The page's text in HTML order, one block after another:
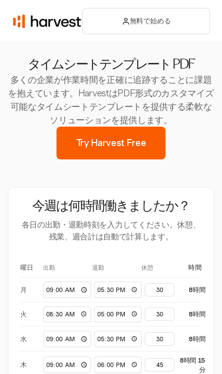
無料で始める
タイムシートテンプレート PDF
多くの企業が作業時間を正確に追跡することに課題
を抱えています。HarvestはPDF形式のカスタマイズ
可能なタイムシートテンプレートを提供する柔軟な
ソリューションを提供します。
Try Harvest Free
今週は何時間働きましたか？
各日の出勤・退勤時刻を入力してください。休憩、
残業、週合計は自動で計算します。
曜日 出勤 退勤 休憩 時間
月 8時間
火 8時間
水 8時間
木
8時間 15
分